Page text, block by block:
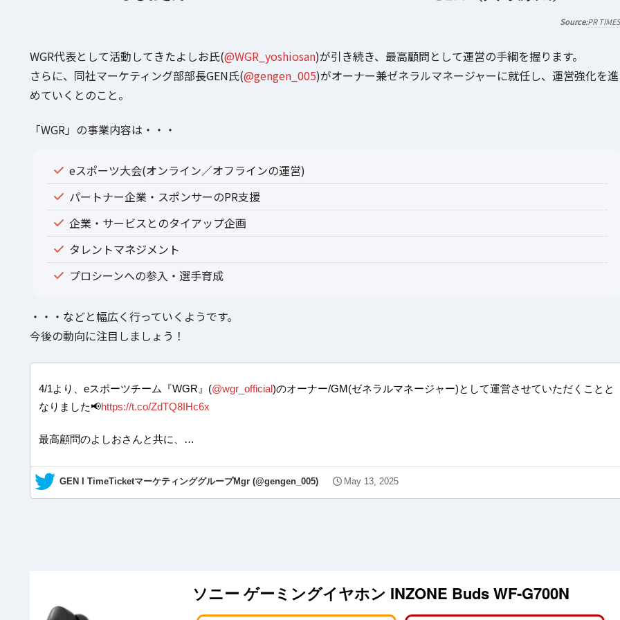
PR TIMES
WGR代表として活動してきたよしお氏(@WGR_yoshiosan)が引き続き、最高顧問として運営の手綱を握ります。
さらに、同社マーケティング部部長GEN氏(@gengen_005)がオーナー兼ゼネラルマネージャーに就任し、運営強化を進
めていくとのこと。
「WGR」の事業内容は・・・
eスポーツ大会(オンライン／オフラインの運営)
パートナー企業・スポンサーのPR支援
企業・サービスとのタイアップ企画
タレントマネジメント
プロシーンへの参入・選手育成
・・・などと幅広く行っていくようです。
今後の動向に注目しましょう！
4/1より、eスポーツチーム『WGR』(@wgr_official)のオーナー/GM(ゼネラルマネージャー)として運営させていただくことと
なりました📢https://t.co/ZdTQ8IHc6x
最高顧問のよしおさんと共に、…
— GEN I TimeTicketマーケティンググループMgr (@gengen_005) May 13, 2025
ソニー ゲーミングイヤホン INZONE Buds WF-G700N